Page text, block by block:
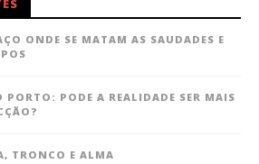
ONDE SE MATAM AS SAUDADES E
PORTO: PODE A REALIDADE SER MAIS
TRONCO E ALMA